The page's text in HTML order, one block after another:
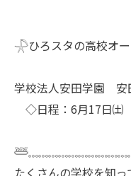
𓇻ひろスタの高校オ
学校法人安田学園 安
◇日程：6月17日㈯
たくさんの学校を知